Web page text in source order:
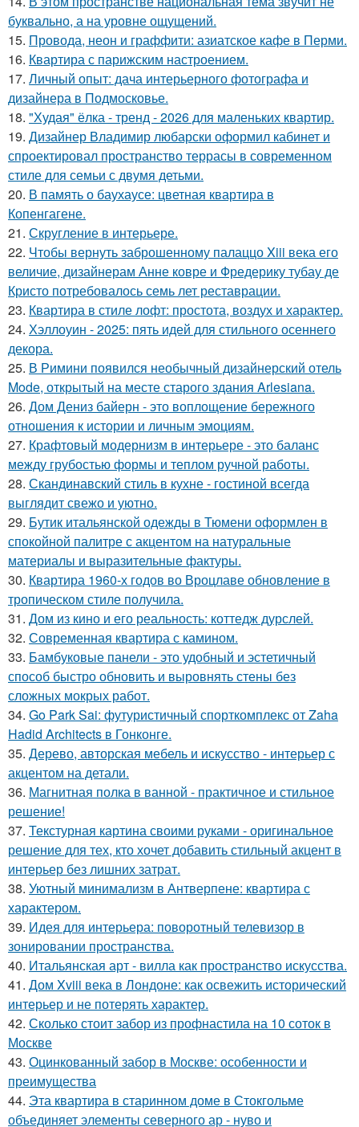
буквально, а на уровне ощущений.
15. Провода, неон и граффити: азиатское кафе в Перми.
16. Квартира с парижским настроением.
17. Личный опыт: дача интерьерного фотографа и
дизайнера в Подмосковье.
18. "Худая" ёлка - тренд - 2026 для маленьких квартир.
19. Дизайнер Владимир любарски оформил кабинет и
спроектировал пространство террасы в современном
стиле для семьи с двумя детьми.
20. В память о баухаусе: цветная квартира в
Копенгагене.
21. Скругление в интерьере.
22. Чтобы вернуть заброшенному палаццо Xiii века его
величие, дизайнерам Анне ковре и Фредерику тубау де
Кристо потребовалось семь лет реставрации.
23. Квартира в стиле лофт: простота, воздух и характер.
24. Хэллоуин - 2025: пять идей для стильного осеннего
декора.
25. В Римини появился необычный дизайнерский отель
Mode, открытый на месте старого здания Arlesiana.
26. Дом Дениз байерн - это воплощение бережного
отношения к истории и личным эмоциям.
27. Крафтовый модернизм в интерьере - это баланс
между грубостью формы и теплом ручной работы.
28. Скандинавский стиль в кухне - гостиной всегда
выглядит свежо и уютно.
29. Бутик итальянской одежды в Тюмени оформлен в
спокойной палитре с акцентом на натуральные
материалы и выразительные фактуры.
30. Квартира 1960-х годов во Вроцлаве обновление в
тропическом стиле получила.
31. Дом из кино и его реальность: коттедж дурслей.
32. Современная квартира с камином.
33. Бамбуковые панели - это удобный и эстетичный
способ быстро обновить и выровнять стены без
сложных мокрых работ.
34. Go Park Sai: футуристичный спорткомплекс от Zaha
Hadid Architects в Гонконге.
35. Дерево, авторская мебель и искусство - интерьер с
акцентом на детали.
36. Магнитная полка в ванной - практичное и стильное
решение!
37. Текстурная картина своими руками - оригинальное
решение для тех, кто хочет добавить стильный акцент в
интерьер без лишних затрат.
38. Уютный минимализм в Антверпене: квартира с
характером.
39. Идея для интерьера: поворотный телевизор в
зонировании пространства.
40. Итальянская арт - вилла как пространство искусства.
41. Дом Xviii века в Лондоне: как освежить исторический
интерьер и не потерять характер.
42. Сколько стоит забор из профнастила на 10 соток в
Москве
43. Оцинкованный забор в Москве: особенности и
преимущества
44. Эта квартира в старинном доме в Стокгольме
объединяет элементы северного ар - нуво и